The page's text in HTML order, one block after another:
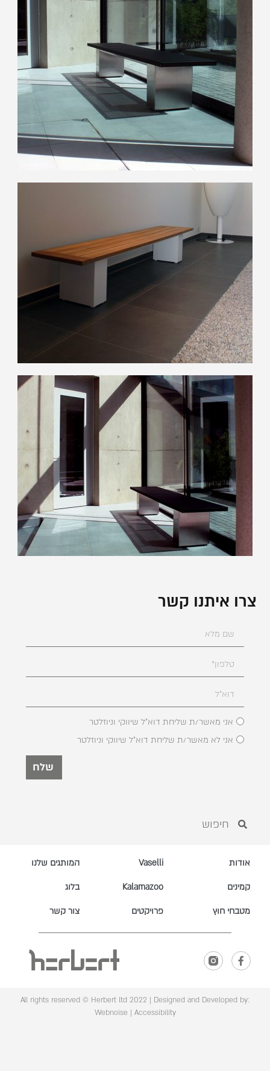
צרו איתנו קשר
אני מאשר/ת שליחת דוא"ל שיווקי וניוזלטר
אני לא מאשר/ת שליחת דוא"ל שיווקי וניוזלטר
שלח
אודות
קמינים
מטבחי חוץ
Vaselli
Kalamazoo
פרויקטים
המותגים שלנו
בלוג
צור קשר
All rights reserved © Herbert ltd 2022 | Designed and Developed by:
Webnoise | Accessibility